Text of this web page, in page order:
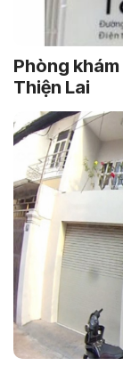
Phòng khám
Thiện Lai